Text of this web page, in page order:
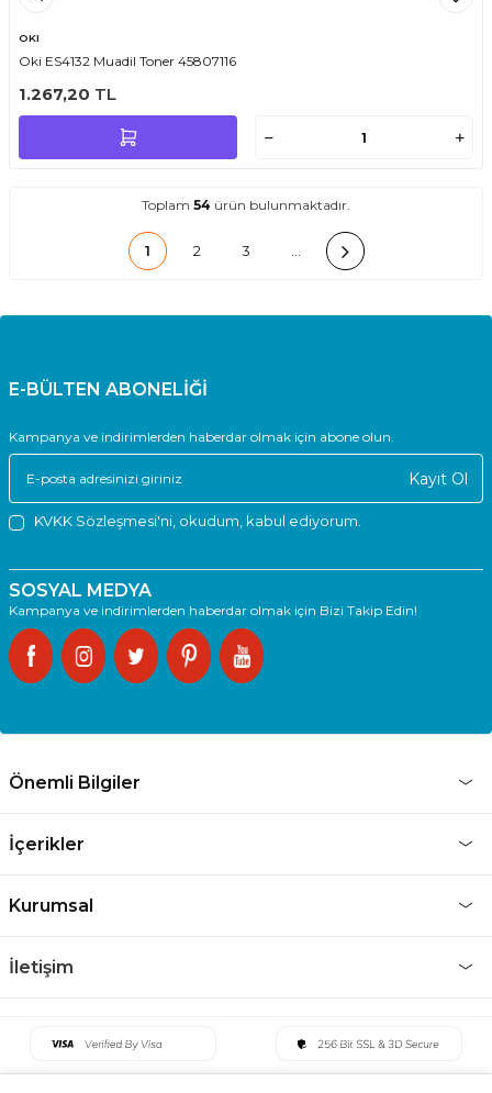
OKI
Oki ES4132 Muadil Toner 45807116
1.267,20 TL
Toplam 54 ürün bulunmaktadır.
1 2 3
E-BÜLTEN ABONELİĞİ
Kampanya ve indirimlerden haberdar olmak için abone olun.
Kayıt Ol
KVKK Sözleşmesi'ni , okudum, kabul ediyorum.
SOSYAL MEDYA
Kampanya ve indirimlerden haberdar olmak için Bizi Takip Edin!
Önemli Bilgiler
İçerikler
Kurumsal
İletişim